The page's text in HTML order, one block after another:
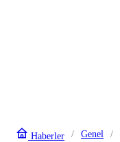
Haberler Genel